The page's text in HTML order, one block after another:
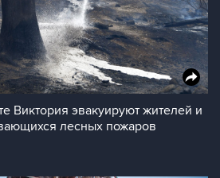
Виктория эвакуируют жителей и
лесных пожаров